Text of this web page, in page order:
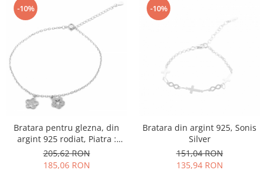
-10%
Bratara pentru glezna, din
argint 925 rodiat, Piatra :
cubic zirconia , Culoare :
transparenta , Sonis Silver
205,62 RON
185,06 RON
-10%
Bratara din argint 925, Sonis
Silver
151,04 RON
135,94 RON